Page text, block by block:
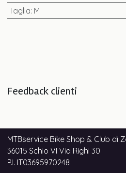
Taglia: M
Feedback clienti
MTBservice Bike Shop & Club di
36015 Schio VI Via Righi 30
P.I. IT03695970248